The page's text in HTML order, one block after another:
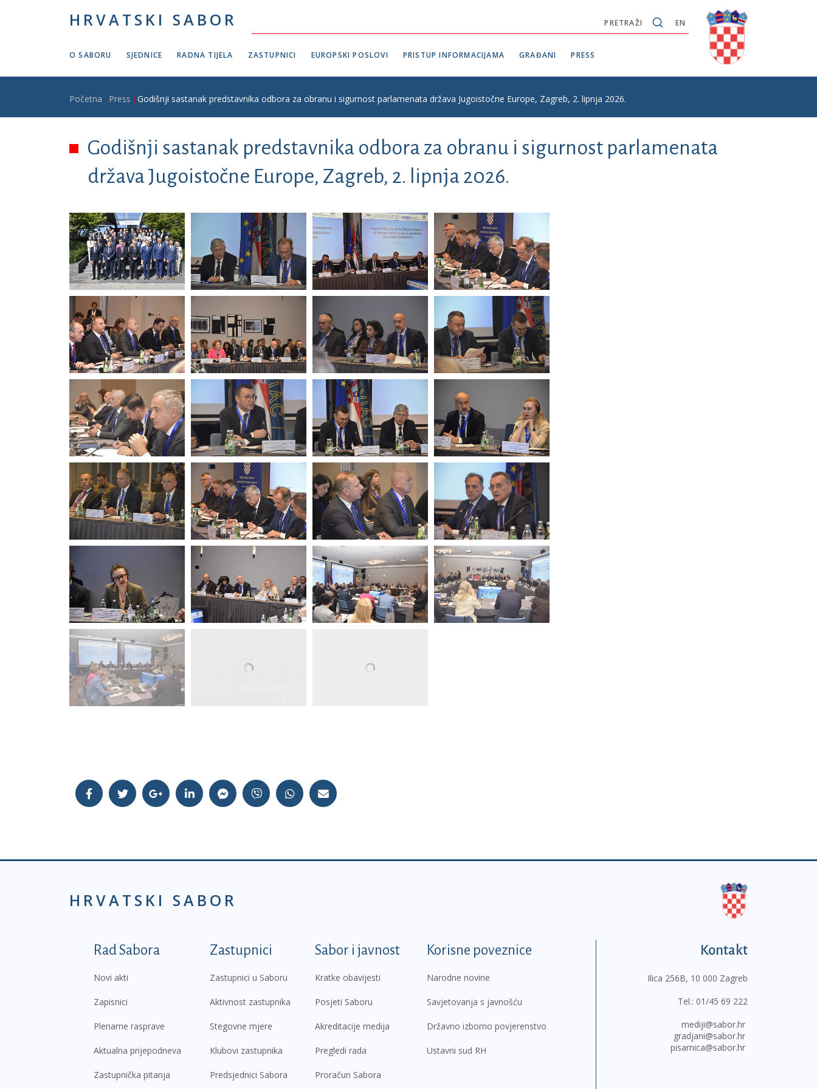
HRVATSKI SABOR EN
PRETRAŽI
O SABORU SJEDNICE RADNA TIJELA ZASTUPNICI EUROPSKI POSLOVI PRISTUP INFORMACIJAMA GRAĐANI PRESS
Breadcrumb
Početna Press Godišnji sastanak predstavnika odbora za obranu i sigurnost parlamenata država Jugoistočne Europe, Zagreb, 2. lipnja 2026.
Godišnji sastanak predstavnika odbora za obranu i sigurnost parlamenata
država Jugoistočne Europe, Zagreb, 2. lipnja 2026.
HRVATSKI SABOR
Podnožje prvi izbornik
Rad Sabora
Novi akti
Zapisnici
Plenarne rasprave
Aktualna prijepodneva
Zastupnička pitanja
Zastupnici
Zastupnici u Saboru
Aktivnost zastupnika
Stegovne mjere
Klubovi zastupnika
Predsjednici Sabora
Sabor i javnost
Kratke obavijesti
Posjeti Saboru
Akreditacije medija
Pregledi rada
Proračun Sabora
Korisne poveznice
Narodne novine
Savjetovanja s javnošću
Državno izborno povjerenstvo
Ustavni sud RH
Kontakt
Ilica 256B, 10 000 Zagreb
Tel.: 01/45 69 222
mediji@sabor.hr
gradjani@sabor.hr
pisarnica@sabor.hr